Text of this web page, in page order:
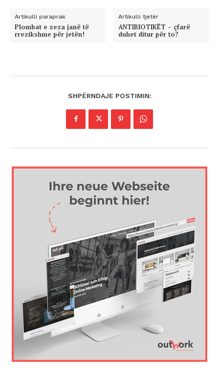
Artikulli paraprak
Plombat e zeza janë të
rrezikshme për jetën!
Artikulli tjetër
ANTIBIOTIKËT – çfarë
duhet ditur për to?
SHPËRNDAJE POSTIMIN: